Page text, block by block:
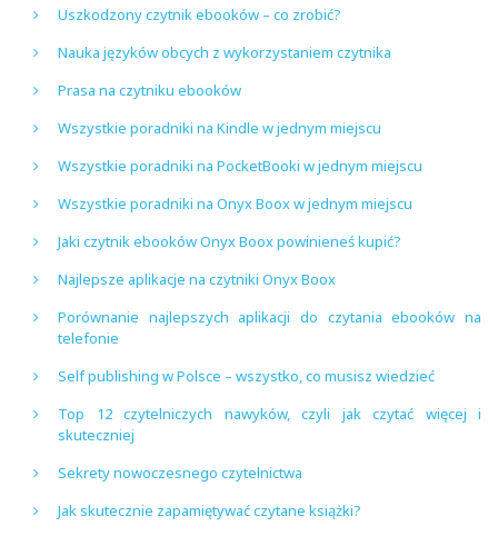
Uszkodzony czytnik ebooków – co zrobić?
Nauka języków obcych z wykorzystaniem czytnika
Prasa na czytniku ebooków
Wszystkie poradniki na Kindle w jednym miejscu
Wszystkie poradniki na PocketBooki w jednym miejscu
Wszystkie poradniki na Onyx Boox w jednym miejscu
Jaki czytnik ebooków Onyx Boox powinieneś kupić?
Najlepsze aplikacje na czytniki Onyx Boox
Porównanie najlepszych aplikacji do czytania ebooków na
telefonie
Self publishing w Polsce – wszystko, co musisz wiedzieć
Top 12 czytelniczych nawyków, czyli jak czytać więcej i
skuteczniej
Sekrety nowoczesnego czytelnictwa
Jak skutecznie zapamiętywać czytane książki?